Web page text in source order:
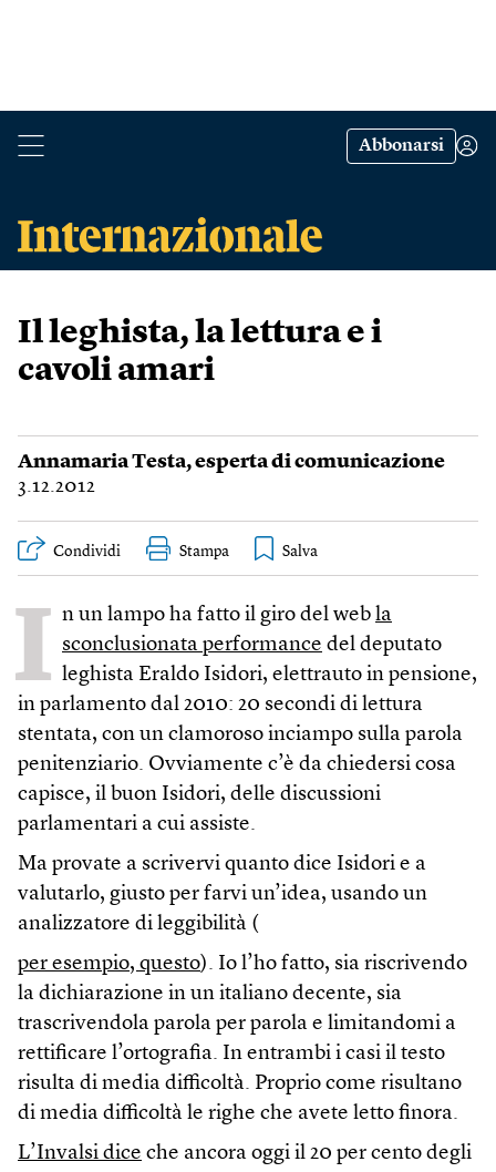
Abbonarsi
Il leghista, la lettura e i
cavoli amari
Annamaria Testa, esperta di comunicazione
3.12.2012
Condividi Stampa
I n un lampo ha fatto il giro del web la
sconclusionata performance del deputato
leghista Eraldo Isidori, elettrauto in pensione,
in parlamento dal 2010: 20 secondi di lettura
stentata, con un clamoroso inciampo sulla parola
penitenziario. Ovviamente c’è da chiedersi cosa
capisce, il buon Isidori, delle discussioni
parlamentari a cui assiste.
Ma provate a scrivervi quanto dice Isidori e a
valutarlo, giusto per farvi un’idea, usando un
analizzatore di leggibilità (
per esempio, questo). Io l’ho fatto, sia riscrivendo
la dichiarazione in un italiano decente, sia
trascrivendola parola per parola e limitandomi a
rettificare l’ortografia. In entrambi i casi il testo
risulta di media difficoltà. Proprio come risultano
di media difficoltà le righe che avete letto finora.
L’Invalsi dice che ancora oggi il 20 per cento degli